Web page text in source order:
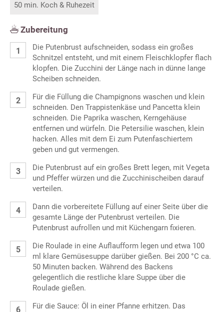
50 min. Koch & Ruhezeit
Zubereitung
Die Putenbrust aufschneiden, sodass ein großes
Schnitzel entsteht, und mit einem Fleischklopfer flach
klopfen. Die Zucchini der Länge nach in dünne lange
Scheiben schneiden.
Für die Füllung die Champignons waschen und klein
schneiden. Den Trappistenkäse und Pancetta klein
schneiden. Die Paprika waschen, Kerngehäuse
entfernen und würfeln. Die Petersilie waschen, klein
hacken. Alles mit dem Ei zum Putenfaschiertem
geben und gut vermengen.
Die Putenbrust auf ein großes Brett legen, mit Vegeta
und Pfeffer würzen und die Zucchinischeiben darauf
verteilen.
Dann die vorbereitete Füllung auf einer Seite über die
gesamte Länge der Putenbrust verteilen. Die
Putenbrust aufrollen und mit Küchengarn fixieren.
Die Roulade in eine Auflaufform legen und etwa 100
ml klare Gemüsesuppe darüber gießen. Bei 200 °C ca.
50 Minuten backen. Während des Backens
gelegentlich die restliche klare Suppe über die
Roulade gießen.
Für die Sauce: Öl in einer Pfanne erhitzen. Das